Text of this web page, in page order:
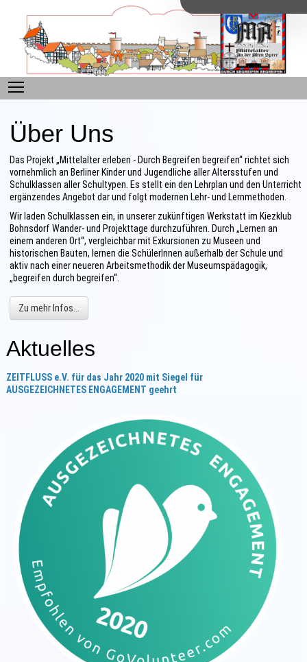
Toggle main menu visibility
Über Uns
Das Projekt „Mittelalter erleben - Durch Begreifen begreifen“ richtet sich
vornehmlich an Berliner Kinder und Jugendliche aller Altersstufen und
Schulklassen aller Schultypen. Es stellt ein den Lehrplan und den Unterricht
ergänzendes Angebot dar und folgt modernen Lehr- und Lernmethoden.
Wir laden Schulklassen ein, in unserer zukünftigen Werkstatt im Kiezklub
Bohnsdorf Wander- und Projekttage durchzuführen. Durch „Lernen an
einem anderen Ort“, vergleichbar mit Exkursionen zu Museen und
historischen Bauten, lernen die SchülerInnen außerhalb der Schule und
aktiv nach einer neueren Arbeitsmethodik der Museumspädagogik,
„begreifen durch begreifen“.
Zu mehr Infos...
Aktuelles
ZEITFLUSS e.V. für das Jahr 2020 mit Siegel für
AUSGEZEICHNETES ENGAGEMENT geehrt